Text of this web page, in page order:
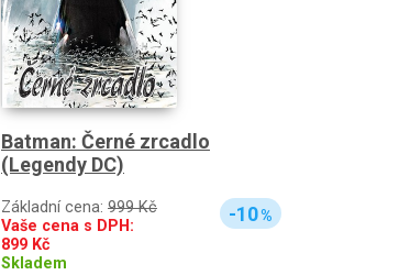
Batman: Černé zrcadlo
(Legendy DC)
Základní cena: 999 Kč
Vaše cena s DPH:
899 Kč
Skladem
-10%